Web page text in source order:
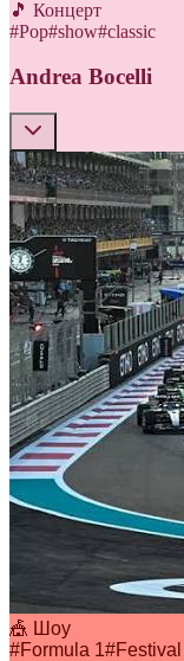
🎵 Концерт
#Pop#show#classic
Andrea Bocelli
🎪 Шоу
#Formula 1#Festival